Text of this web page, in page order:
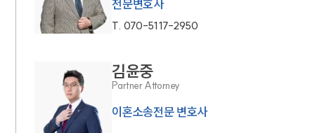
전문변호사
T. 070-5117-2950
김윤중
Partner Attorney
이혼소송전문 변호사